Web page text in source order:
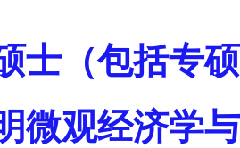
士（包括专
微观经济学